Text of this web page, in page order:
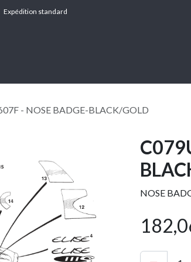
Expédition standard
- NOSE BADGE-BLACK/GOLD
NOSE